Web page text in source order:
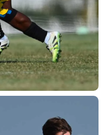
sempre abilitati